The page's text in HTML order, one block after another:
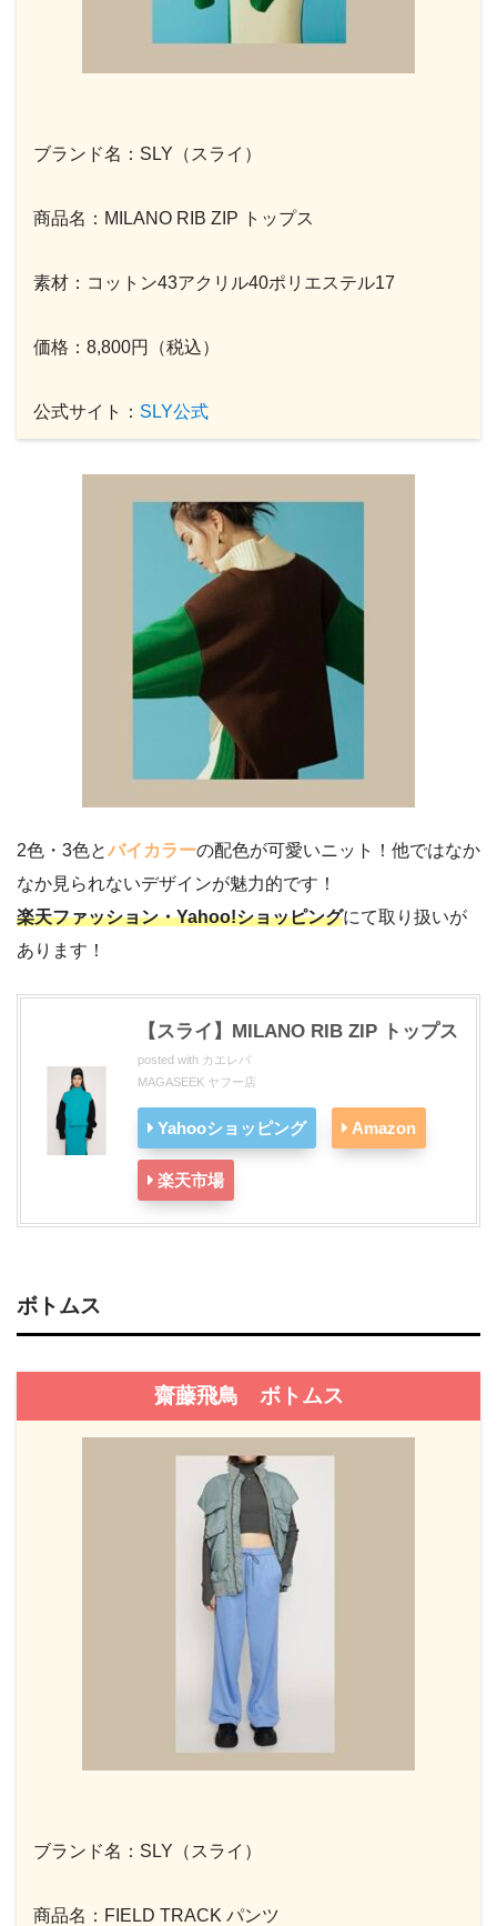
ブランド名：SLY（スライ）
商品名：MILANO RIB ZIP トップス
素材：コットン43アクリル40ポリエステル17
価格：8,800円（税込）
公式サイト： SLY公式
2色・3色とバイカラーの配色が可愛いニット！他ではなか
なか見られないデザインが魅力的です！
楽天ファッション・Yahoo!ショッピングにて取り扱いが
あります！
【スライ】MILANO RIB ZIP トップス
posted with カエレバ
MAGASEEK ヤフー店
Yahooショッピング Amazon
楽天市場
ボトムス
齋藤飛鳥 ボトムス
ブランド名：SLY（スライ）
商品名：FIELD TRACK パンツ